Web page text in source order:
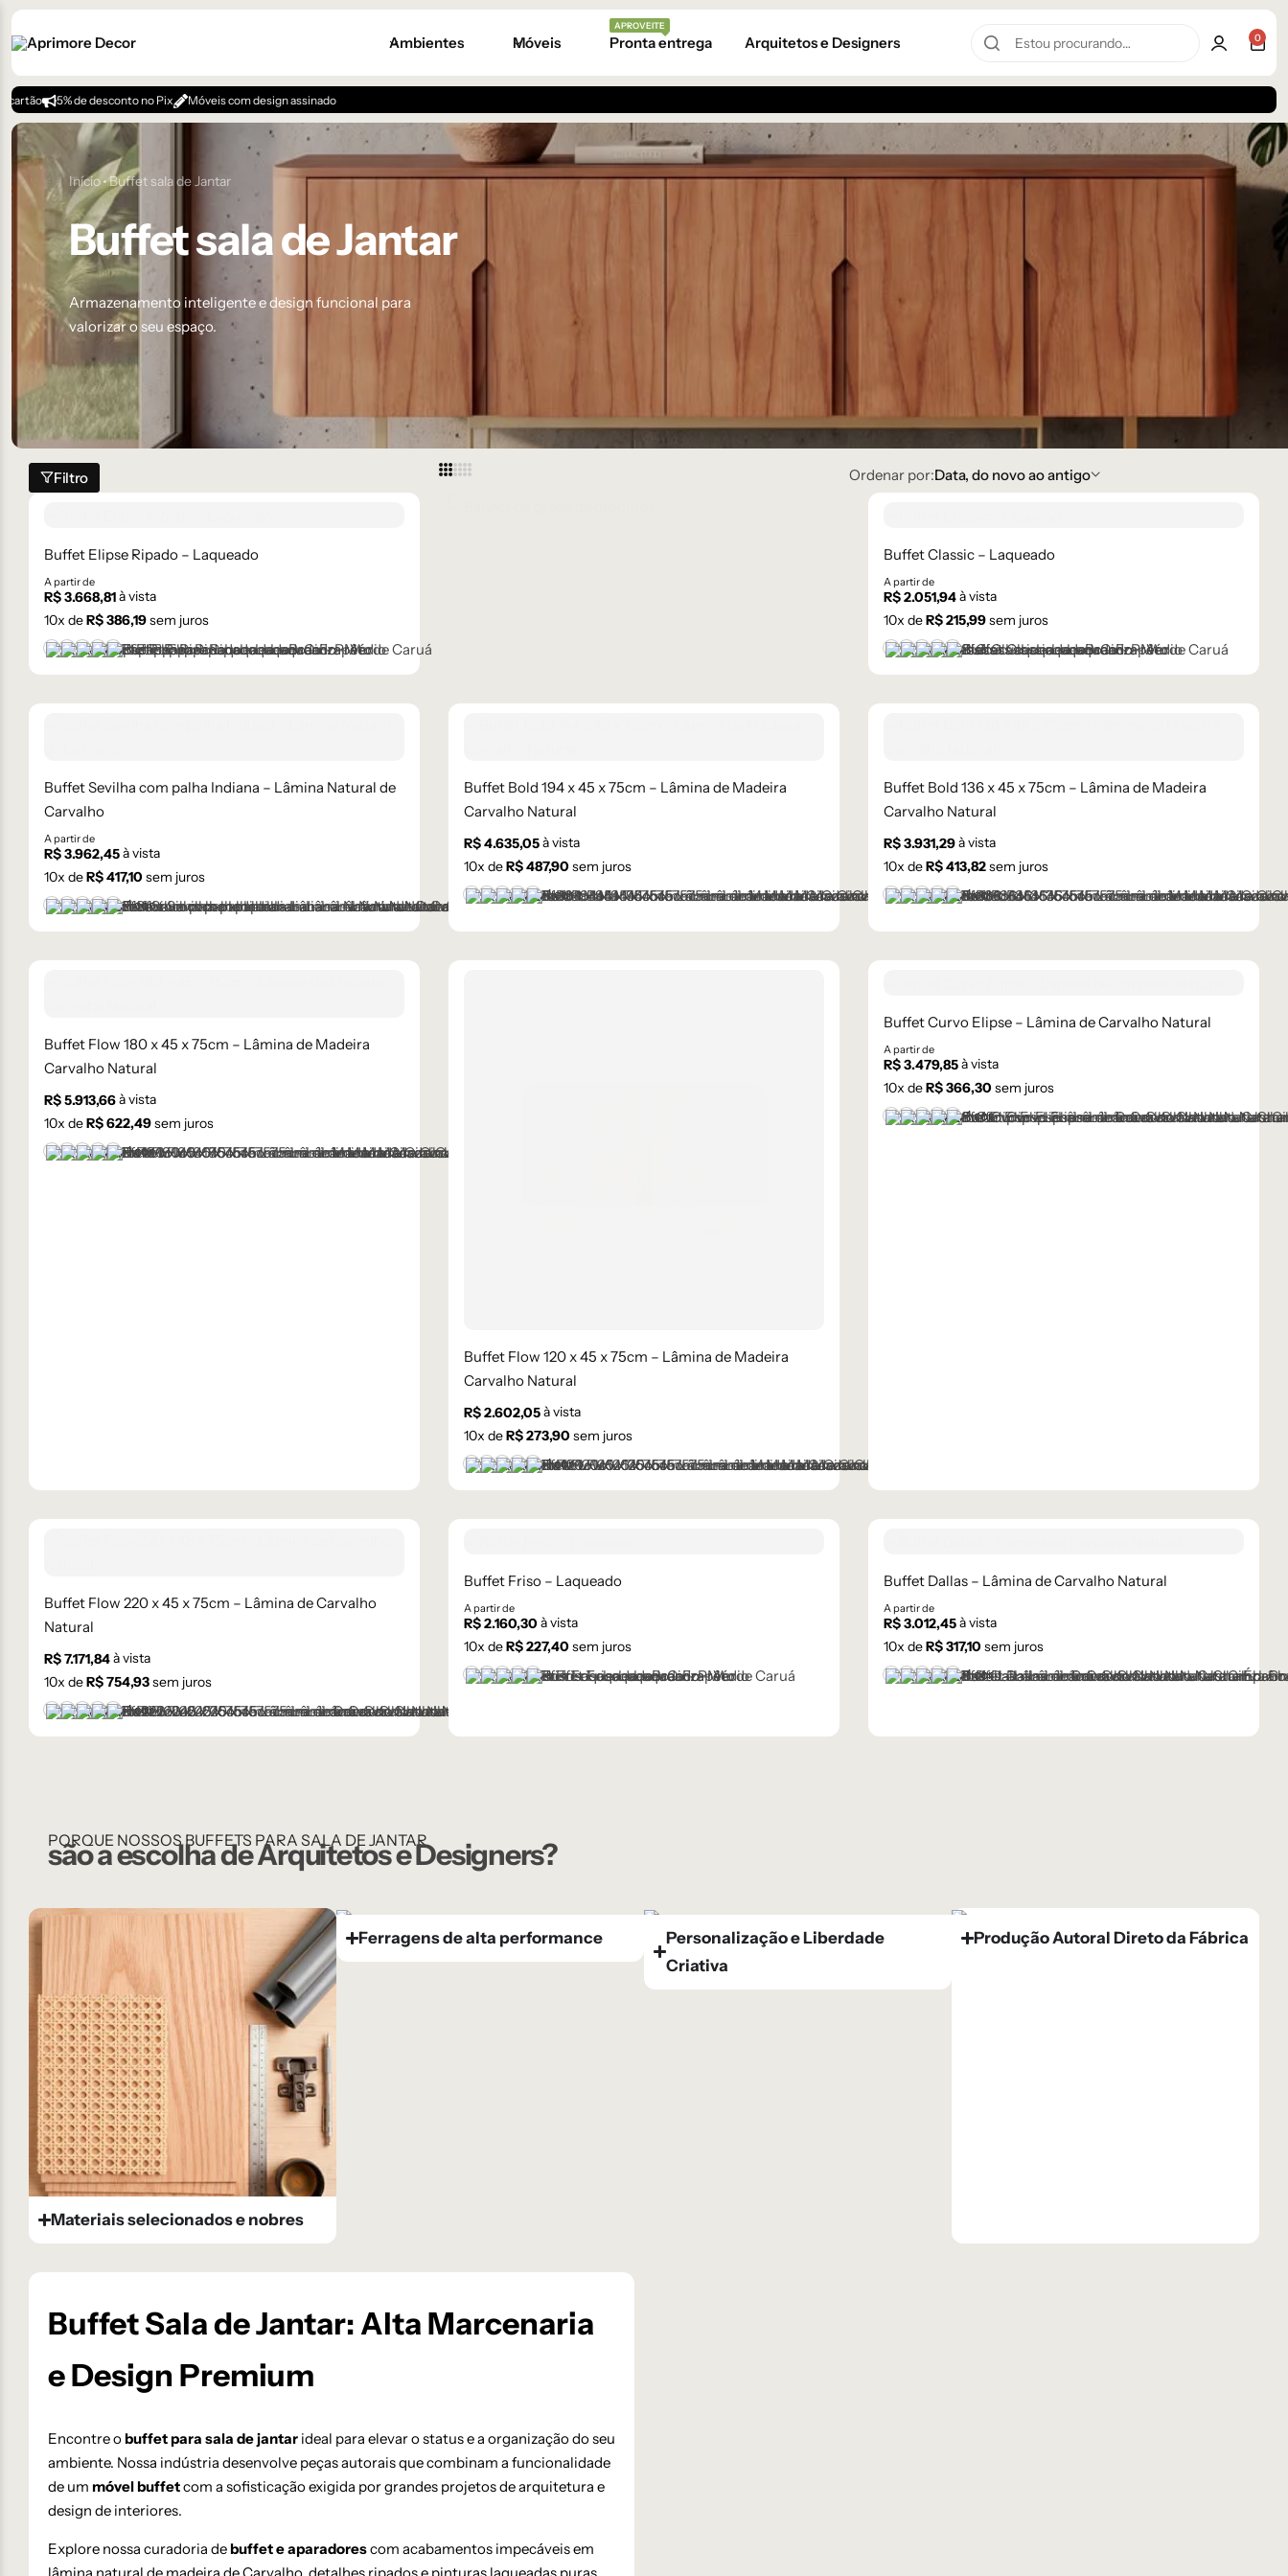
Ambientes Móveis Pronta entrega
APROVEITE
Arquitetos e Designers 0
desconto no Pix Móveis com design assinado
Início Buffet sala de Jantar
Buffet sala de Jantar
Armazenamento inteligente e design funcional para
valorizar o seu espaço.
Filtro Ordenar por:Data, do novo ao antigo
Buffet Elipse Ripado – Laqueado
A partir de
R$3.668,81à vista
10x deR$386,19sem juros
Branco
Cinza Médio
Frapê
Preto
Verde Caruá
Buffet Classic – Laqueado
A partir de
R$2.051,94à vista
10x deR$215,99sem juros
Branco
Cinza Médio
Frapê
Preto
Verde Caruá
Buffet Sevilha com palha Indiana – Lâmina Natural de
Carvalho
A partir de
R$3.962,45à vista
10x deR$417,10 sem juros
Castanho
Champanhe
Cinza Grafite Metalizado
Ébano
Lâmina Off-White
+1 cor
Buffet Bold 194 x 45 x 75cm – Lâmina de Madeira
Carvalho Natural
R$4.635,05à vista
10x deR$487,90 sem juros
Castanho
Champanhe
Cinza Grafite Metalizado
Ébano
Lâmina Off-White
+1 cor
Buffet Bold 136 x 45 x 75cm – Lâmina de Madeira
Carvalho Natural
R$3.931,29à vista
10x deR$413,82sem juros
Castanho
Champanhe
Cinza Grafite Metalizado
Ébano
Lâmina Off-White
+1 cor
Buffet Flow 180 x 45 x 75cm – Lâmina de Madeira
Carvalho Natural
R$5.913,66à vista
10x deR$622,49sem juros
Castanho
Champanhe
Cinza Grafite Metalizado
Ébano
Lâmina Off-White
+1 cor
Buffet Flow 120 x 45 x 75cm – Lâmina de Madeira
Carvalho Natural
R$2.602,05à vista
10x deR$273,90 sem juros
Castanho
Champanhe
Cinza Grafite Metalizado
Ébano
Lâmina Off-White
+1 cor
Buffet Curvo Elipse – Lâmina de Carvalho Natural
A partir de
R$3.479,85à vista
10x deR$366,30 sem juros
Castanho
Champanhe
Cinza Grafite Metalizado
Ébano
Lâmina Off-White
+1 cor
Buffet Flow 220 x 45 x 75cm – Lâmina de Carvalho
Natural
R$7.171,84à vista
10x deR$754,93sem juros
Castanho
Champanhe
Cinza Grafite Metalizado
Ébano
Lâmina Off-White
+1 cor
Buffet Friso – Laqueado
A partir de
R$2.160,30 à vista
10x deR$227,40 sem juros
Branco
Cinza Médio
Frapê
Preto
Verde Caruá
Buffet Dallas – Lâmina de Carvalho Natural
A partir de
R$3.012,45à vista
10x deR$317,10 sem juros
Castanho
Champanhe
Cinza Grafite Metalizado
Ébano
Lâmina Off-White
+1 cor
PORQUE NOSSOS BUFFETS PARA SALA DE JANTAR
são a escolha de Arquitetos e Designers?
Materiais selecionados e nobres
Ferragens de alta performance
Personalização e Liberdade
Criativa
Produção Autoral Direto da Fábrica
Buffet Sala de Jantar: Alta Marcenaria
e Design Premium
Encontre obuffet para sala de jantar ideal para elevar o status e a organização do seu
ambiente. Nossa indústria desenvolve peças autorais que combinam a funcionalidade
de um móvel buffetcom a sofisticação exigida por grandes projetos de arquitetura e
design de interiores.
Explore nossa curadoria debuffet e aparadorescom acabamentos impecáveis em